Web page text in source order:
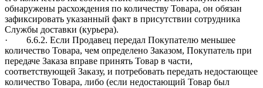
обнаружены расхождения по количеству Товара, он обязан
зафиксировать указанный факт в присутствии сотрудника
Службы доставки (курьера).
· 6.6.2. Если Продавец передал Покупателю меньшее
количество Товара, чем определено Заказом, Покупатель при
передаче Заказа вправе принять Товар в части,
соответствующей Заказу, и потребовать передать недостающее
количество Товара, либо (если недостающий Товар был